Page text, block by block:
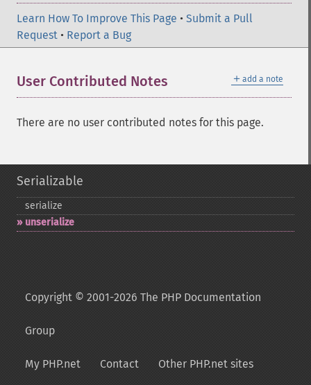
Learn How To Improve This Page • Submit a Pull
Request • Report a Bug
＋ add a note
User Contributed Notes
There are no user contributed notes for this page.
Serializable
serialize
unserialize
Copyright © 2001-2026 The PHP Documentation
Group
My PHP.net Contact Other PHP.net sites